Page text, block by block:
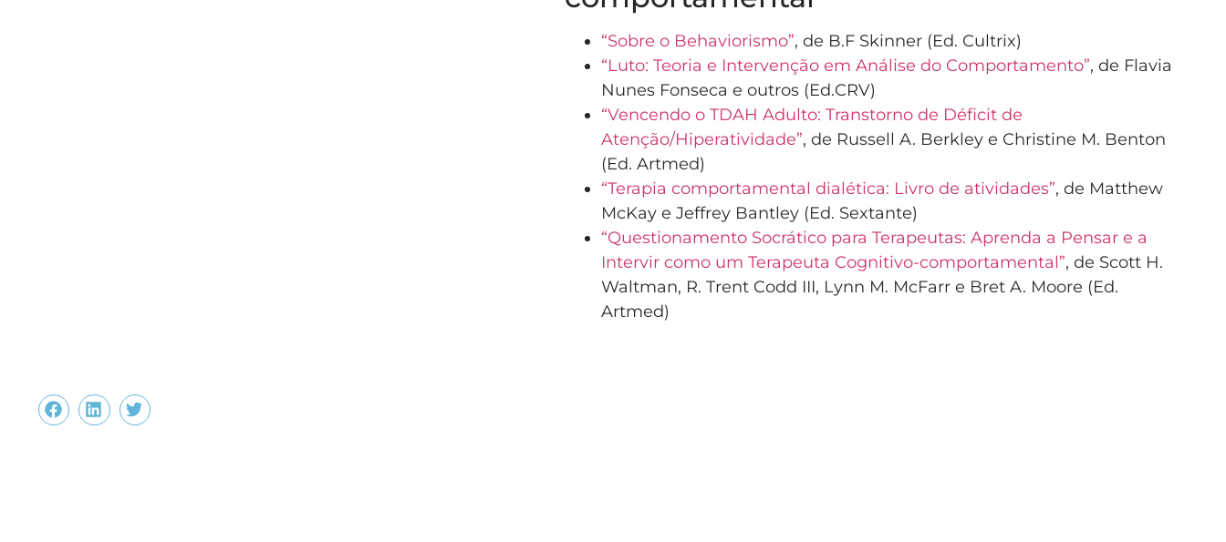
“Sobre o Behaviorismo”, de B.F Skinner (Ed. Cultrix)
“Luto: Teoria e Intervenção em Análise do Comportamento”, de Flavia
Nunes Fonseca e outros (Ed.CRV)
“Vencendo o TDAH Adulto: Transtorno de Déficit de
Atenção/Hiperatividade”, de Russell A. Berkley e Christine M. Benton
(Ed. Artmed)
“Terapia comportamental dialética: Livro de atividades”, de Matthew
McKay e Jeffrey Bantley (Ed. Sextante)
“Questionamento Socrático para Terapeutas: Aprenda a Pensar e a
Intervir como um Terapeuta Cognitivo-comportamental”, de Scott H.
Waltman, R. Trent Codd III, Lynn M. McFarr e Bret A. Moore (Ed.
Artmed)